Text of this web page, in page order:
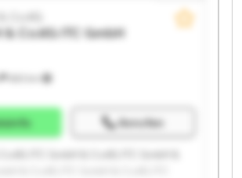
Co.KG
& Co.KGITC GmbH
Anrufen